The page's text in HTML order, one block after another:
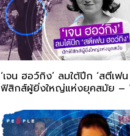
‘เจน ฮอว์กิง’ ลมใต้ปีก ‘สตีเฟ
ฟิสิกส์ผู้ยิ่งใหญ่แห่งยุคสมัย –